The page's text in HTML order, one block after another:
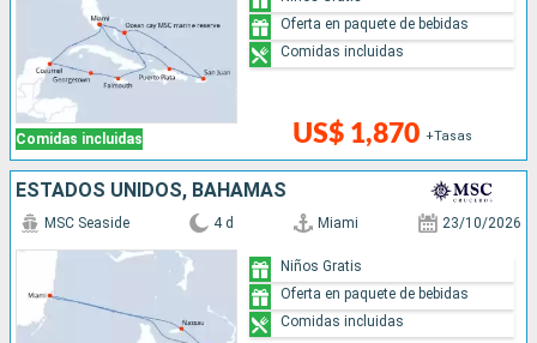
Comidas incluidas US$ 1,870 +Tasas
Oferta en paquete de bebidas
Comidas incluidas
ESTADOS UNIDOS, BAHAMAS
MSC Seaside 4 d Miami 23/10/2026
Niños Gratis
Oferta en paquete de bebidas
Comidas incluidas